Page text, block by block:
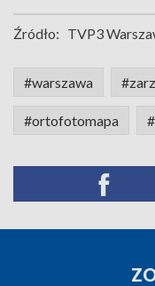
Źródło: TVP3
#warszawa
#ortofotomapa